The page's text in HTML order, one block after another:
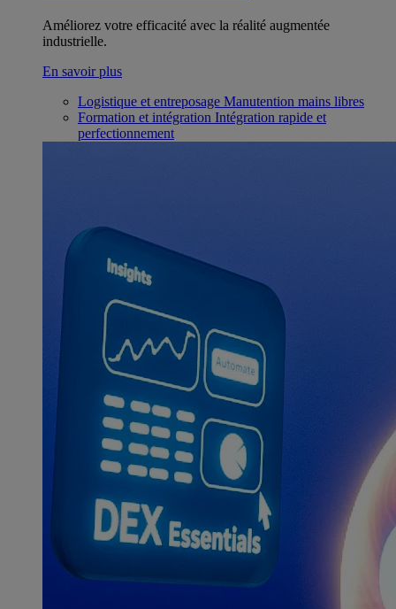
Améliorez votre efficacité avec la réalité augmentée
industrielle.
En savoir plus
Logistique et entreposage Manutention mains libres
Formation et intégration Intégration rapide et
perfectionnement